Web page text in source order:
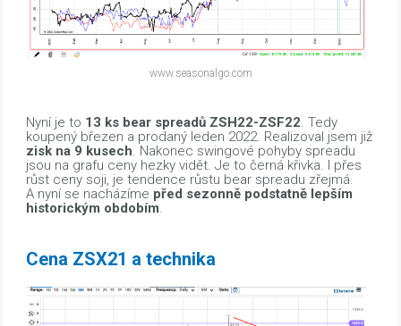
www.seasonalgo.com
Nyní je to 13 ks bear spreadů ZSH22-ZSF22. Tedy
koupený březen a prodaný leden 2022. Realizoval jsem již
zisk na 9 kusech. Nakonec swingové pohyby spreadu
jsou na grafu ceny hezky vidět. Je to černá křivka. I přes
růst ceny soji, je tendence růstu bear spreadu zřejmá.
A nyní se nacházíme před sezonně podstatně lepším
historickým obdobím.
Cena ZSX21 a technika